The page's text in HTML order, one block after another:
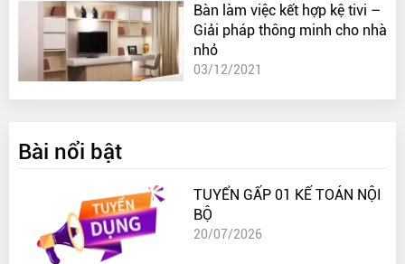
Bàn làm việc kết hợp kệ tivi –
Giải pháp thông minh cho nhà
nhỏ
03/12/2021
Bài nổi bật
TUYỂN GẤP 01 KẾ TOÁN NỘI
BỘ
20/07/2026